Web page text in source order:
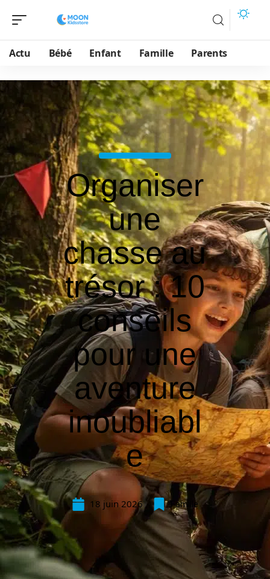
Actu Bébé Enfant Famille Parents
Organiser
une
chasse au
trésor : 10
conseils
pour une
aventure
inoubliabl
e
18 juin 2026 Famille